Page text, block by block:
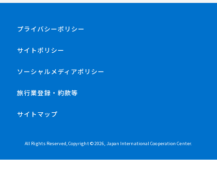
プライバシーポリシー
サイトポリシー
ソーシャルメディアポリシー
旅行業登録・約款等
サイトマップ
All Rights Reserved, Copyright ©2026, Japan International Cooperation Center.